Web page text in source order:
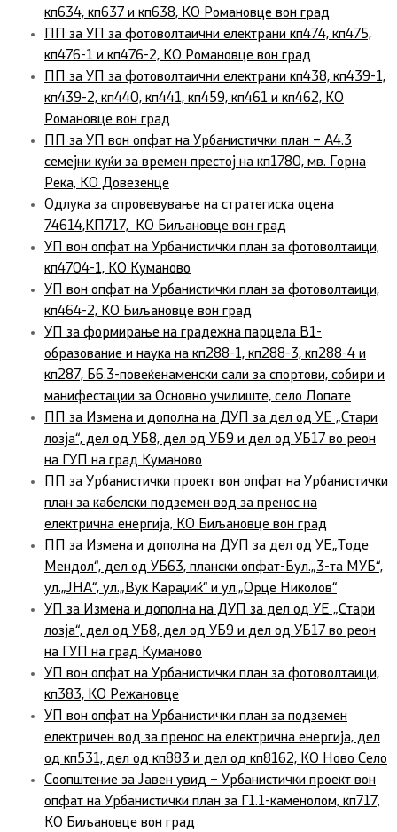
кп634, кп637 и кп638, КО Романовце вон град
ПП за УП за фотоволтаични електрани кп474, кп475,
кп476-1 и кп476-2, КО Романовце вон град
ПП за УП за фотоволтаични електрани кп438, кп439-1,
кп439-2, кп440, кп441, кп459, кп461 и кп462, КО
Романовце вон град
ПП за УП вон опфат на Урбанистички план – А4.3
семејни куќи за времен престој на кп1780, мв. Горна
Река, КО Довезенце
Одлука за спровевување на стратегиска оцена
74614,КП717, КО Биљановце вон град
УП вон опфат на Урбанистички план за фотоволтаици,
кп4704-1, КО Куманово
УП вон опфат на Урбанистички план за фотоволтаици,
кп464-2, КО Биљановце вон град
УП за формирање на градежна парцела В1-
образование и наука на кп288-1, кп288-3, кп288-4 и
кп287, Б6.3-повеќенаменски сали за спортови, собири и
манифестации за Основно училиште, село Лопате
ПП за Измена и дополна на ДУП за дел од УЕ „Стари
лозја“, дел од УБ8, дел од УБ9 и дел од УБ17 во реон
на ГУП на град Куманово
ПП за Урбанистички проект вон опфат на Урбанистички
план за кабелски подземен вод за пренос на
електрична енергија, КО Биљановце вон град
ПП за Измена и дополна на ДУП за дел од УЕ„Тоде
Мендол“, дел од УБ63, плански опфат-Бул.„3-та МУБ“,
ул.„ЈНА“, ул.„Вук Караџиќ“ и ул.„Орце Николов“
УП за Измена и дополна на ДУП за дел од УЕ „Стари
лозја“, дел од УБ8, дел од УБ9 и дел од УБ17 во реон
на ГУП на град Куманово
УП вон опфат на Урбанистички план за фотоволтаици,
кп383, КО Режановце
УП вон опфат на Урбанистички план за подземен
електричен вод за пренос на електрична енергија, дел
од кп531, дел од кп883 и дел од кп8162, КО Ново Село
Соопштение за Јавен увид – Урбанистички проект вон
опфат на Урбанистички план за Г1.1-каменолом, кп717,
КО Биљановце вон град